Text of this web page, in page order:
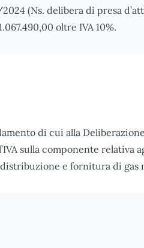
(Ns. delibera di presa
oltre IVA 10%.
di cui alla
sulla componente relativa
e fornitura di gas